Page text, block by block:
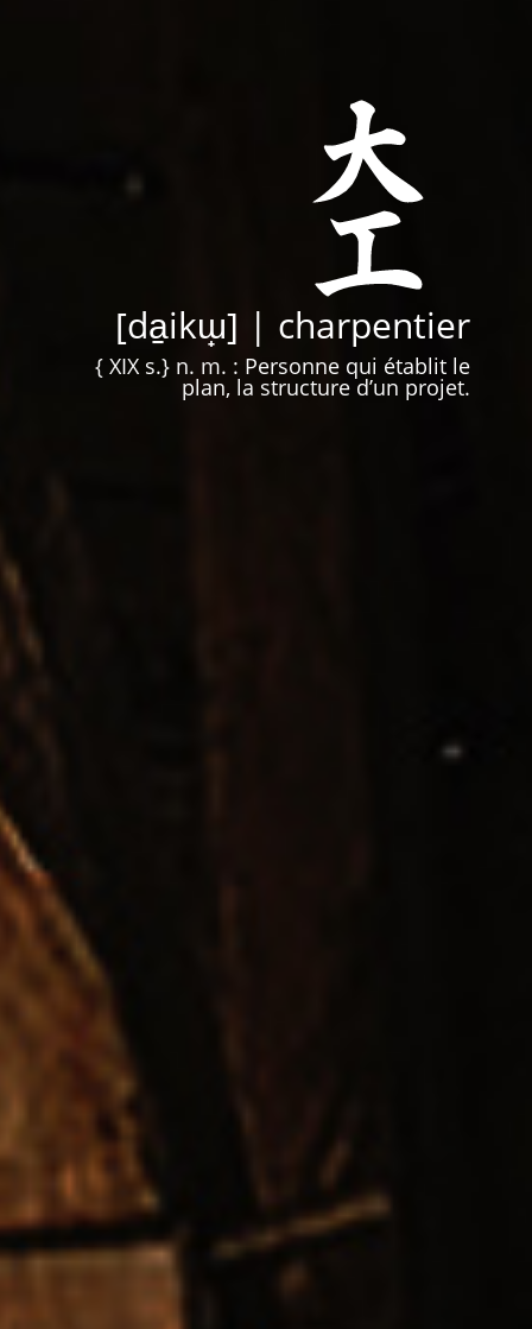
[da̠ikɯ̟] | charpentier
{ XIX s.} n. m. : Personne qui établit le
plan, la structure d’un projet.